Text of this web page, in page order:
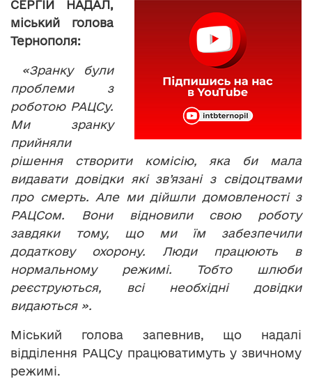
СЕРГІЙ НАДАЛ,
міський голова
Тернополя:
«Зранку були
проблеми з
роботою РАЦСу.
Ми зранку
прийняли
рішення створити комісію, яка би мала
видавати довідки які зв’язані з свідоцтвами
про смерть. Але ми дійшли домовленості з
РАЦСом. Вони відновили свою роботу
завдяки тому, що ми їм забезпечили
додаткову охорону. Люди працюють в
нормальному режимі. Тобто шлюби
реєструються, всі необхідні довідки
видаються ».
Міський голова запевнив, що надалі
відділення РАЦСу працюватимуть у звичному
режимі.